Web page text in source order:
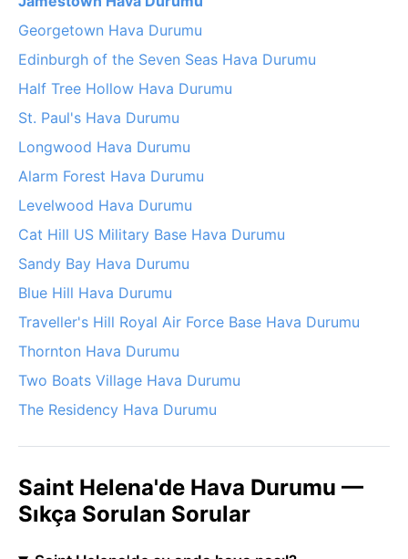
Georgetown Hava Durumu
Edinburgh of the Seven Seas Hava Durumu
Half Tree Hollow Hava Durumu
St. Paul's Hava Durumu
Longwood Hava Durumu
Alarm Forest Hava Durumu
Levelwood Hava Durumu
Cat Hill US Military Base Hava Durumu
Sandy Bay Hava Durumu
Blue Hill Hava Durumu
Traveller's Hill Royal Air Force Base Hava Durumu
Thornton Hava Durumu
Two Boats Village Hava Durumu
The Residency Hava Durumu
Saint Helena'de Hava Durumu —
Sıkça Sorulan Sorular